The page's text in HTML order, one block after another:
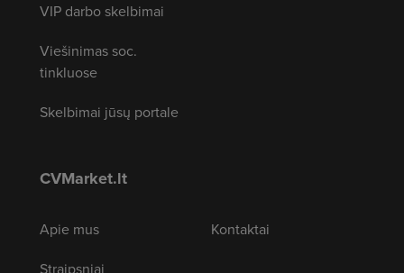
VIP darbo skelbimai
Viešinimas soc.
tinkluose
Skelbimai jūsų portale
CVMarket.lt
Apie mus
Straipsniai
Kontaktai